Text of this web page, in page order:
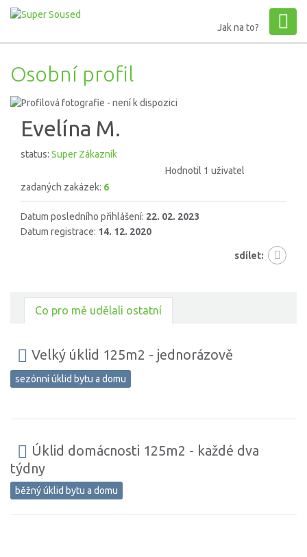
Jak na to?
Osobní profil
Evelína M.
status: Super Zákazník
Hodnotil 1 uživatel
zadaných zakázek: 6
Datum posledního přihlášení: 22. 02. 2023
Datum registrace: 14. 12. 2020
sdílet:
Co pro mě udělali ostatní
Velký úklid 125m2 - jednorázově
sezónní úklid bytu a domu
Úklid domácnosti 125m2 - každé dva
týdny
běžný úklid bytu a domu